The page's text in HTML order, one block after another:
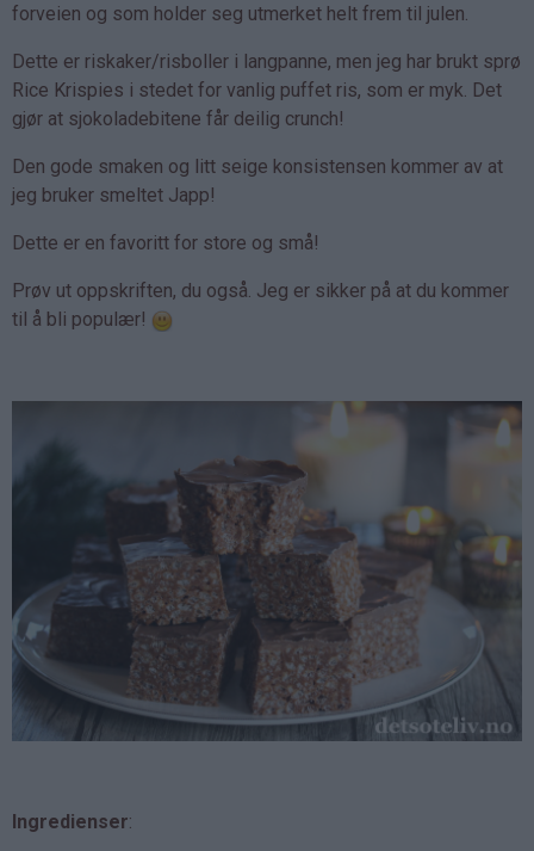
forveien og som holder seg utmerket helt frem til julen.
Dette er riskaker/risboller i langpanne, men jeg har brukt sprø
Rice Krispies i stedet for vanlig puffet ris, som er myk. Det
gjør at sjokoladebitene får deilig crunch!
Den gode smaken og litt seige konsistensen kommer av at
jeg bruker smeltet Japp!
Dette er en favoritt for store og små!
Prøv ut oppskriften, du også. Jeg er sikker på at du kommer
til å bli populær!
Ingredienser: